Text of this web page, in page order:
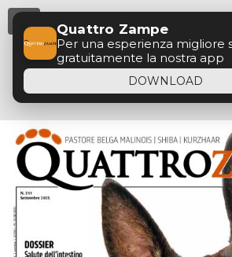
Quattro Zampe
Per una esperienza migliore
gratuitamente la nostra app
DOWNLOAD
Menu